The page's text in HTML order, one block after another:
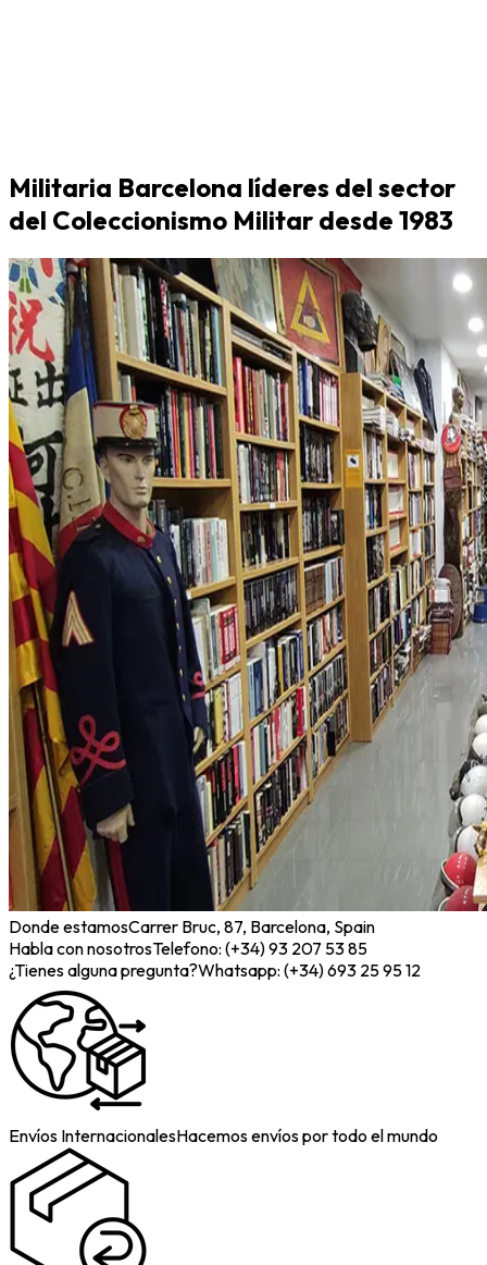
Militaria Barcelona líderes del sector
del Coleccionismo Militar desde 1983
Donde estamosCarrer Bruc, 87, Barcelona, Spain
Habla con nosotrosTelefono: (+34) 93 207 53 85
¿Tienes alguna pregunta?Whatsapp: (+34) 693 25 95 12
Envíos InternacionalesHacemos envíos por todo el mundo